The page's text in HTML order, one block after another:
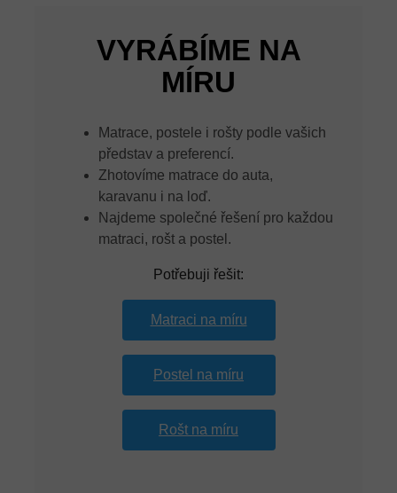
VYRÁBÍME NA
MÍRU
Matrace, postele i rošty podle vašich
představ a preferencí.
Zhotovíme matrace do auta,
karavanu i na loď.
Najdeme společné řešení pro každou
matraci, rošt a postel.
Potřebuji řešit:
Matraci na míru
Postel na míru
Rošt na míru